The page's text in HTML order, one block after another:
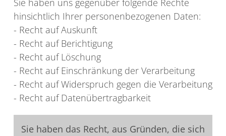
Sie haben uns gegenüber folgende Rechte
hinsichtlich Ihrer personenbezogenen Daten:
- Recht auf Auskunft
- Recht auf Berichtigung
- Recht auf Löschung
- Recht auf Einschränkung der Verarbeitung
- Recht auf Widerspruch gegen die Verarbeitung
- Recht auf Datenübertragbarkeit
Sie haben das Recht, aus Gründen, die sich